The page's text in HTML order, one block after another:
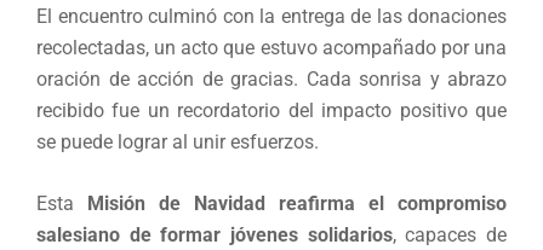
El encuentro culminó con la entrega de las donaciones
recolectadas, un acto que estuvo acompañado por una
oración de acción de gracias. Cada sonrisa y abrazo
recibido fue un recordatorio del impacto positivo que
se puede lograr al unir esfuerzos.
Esta Misión de Navidad reafirma el compromiso
salesiano de formar jóvenes solidarios, capaces de